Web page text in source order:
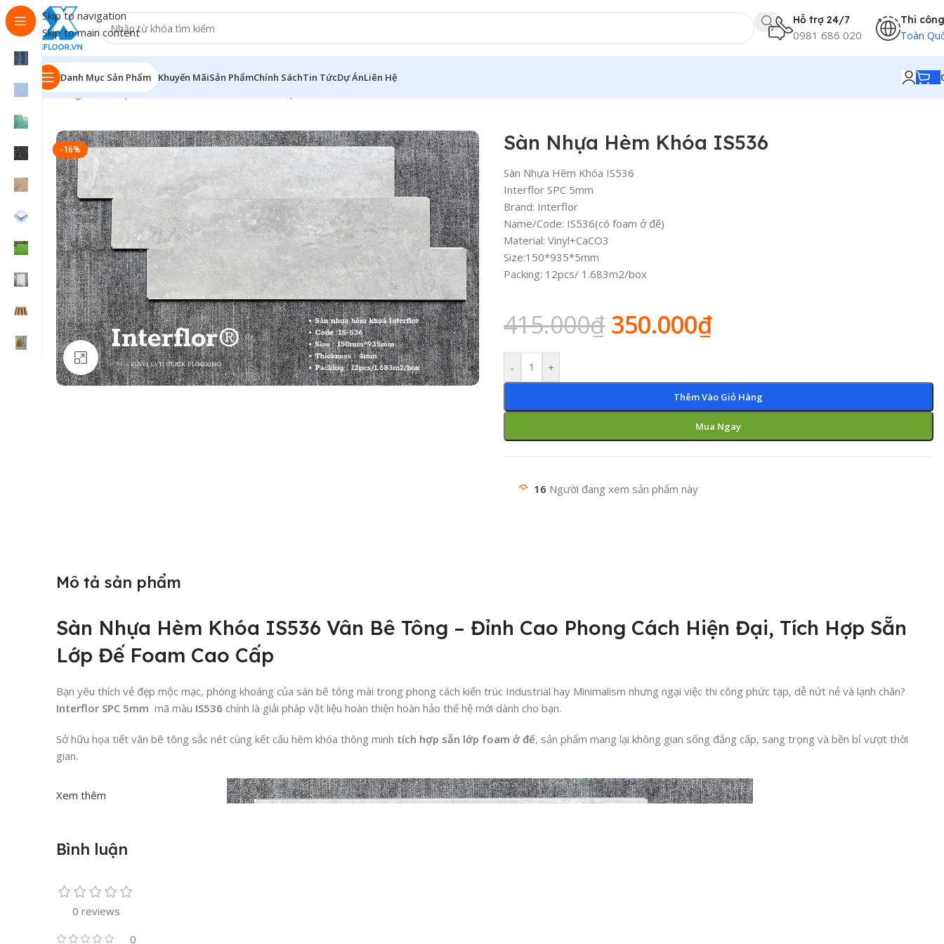
Skip to navigation
Skip to main content
Hỗ trợ 24/7
0981 686 020
Thi công
Toàn
Danh Mục Sản Phẩm Khuyến MãiSản PhẩmChính SáchTin TứcDự ÁnLiên Hệ
Trang chủ/Sản phẩm/
-16%
Click to enlarge
Sàn Nhựa Hèm Khóa IS536
Sàn Nhựa Hèm Khóa IS536
Interflor SPC 5mm
Brand: Interflor
Name/Code: IS536(có foam ở đế)
Material: Vinyl+CaCO3
Size:150*935*5mm
Packing: 12pcs/ 1.683m2/box
415.000₫ 350.000₫
- +
Thêm Vào Giỏ Hàng
Mua Ngay
16 Người đang xem sản phẩm này
Mô tả sản phẩm
Sàn Nhựa Hèm Khóa IS536 Vân Bê Tông – Đỉnh Cao Phong Cách Hiện Đại, Tích Hợp Sẵn
Lớp Đế Foam Cao Cấp
Bạn yêu thích vẻ đẹp mộc mạc, phóng khoáng của sàn bê tông mài trong phong cách kiến trúc Industrial hay Minimalism nhưng ngại việc thi công phức tạp, dễ nứt nẻ và lạnh chân?
Interflor SPC 5mm mã màu IS536 chính là giải pháp vật liệu hoàn thiện hoàn hảo thế hệ mới dành cho bạn.
Sở hữu họa tiết vân bê tông sắc nét cùng kết cấu hèm khóa thông minh tích hợp sẵn lớp foam ở đế, sản phẩm mang lại không gian sống đẳng cấp, sang trọng và bền bỉ vượt thời
gian.
Xem thêm
Bình luận
0 reviews
0